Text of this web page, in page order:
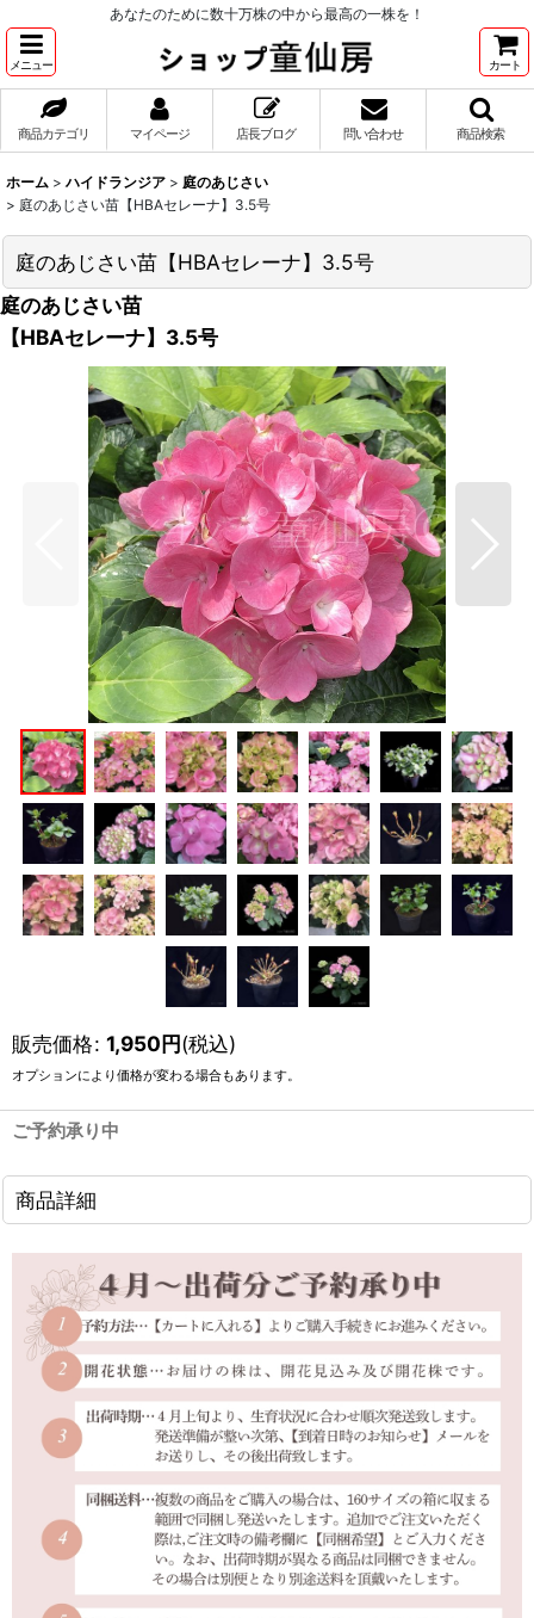
あなたのために数十万株の中から最高の一株を！
メニュー カート
商品カテゴリ マイページ 店長ブログ 問い合わせ 商品検索
ホーム > ハイドランジア > 庭のあじさい
> 庭のあじさい苗【HBAセレーナ】3.5号
庭のあじさい苗【HBAセレーナ】3.5号
庭のあじさい苗
【HBAセレーナ】3.5号
販売価格: 1,950円(税込)
オプションにより価格が変わる場合もあります。
ご予約承り中
商品詳細